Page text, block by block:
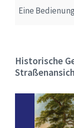
Eine
Historische